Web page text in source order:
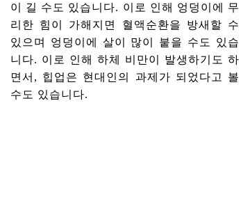
이 길 수도 있습니다. 이로 인해 엉덩이에 무
리한 힘이 가해지면 혈액순환을 방새할 수
있으며 엉덩이에 살이 많이 붙을 수도 있습
니다. 이로 인해 하체 비만이 발생하기도 하
면서, 힙업은 현대인의 과제가 되었다고 볼
수도 있습니다.